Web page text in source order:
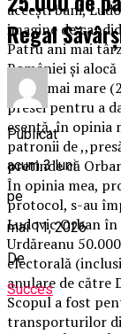
aceești bani,
imagine de
Patru ani mai
României și
de ori mai mare
presei pentru a
esență, în opinia
patronii de
pretinde că
În opinia mea,
protocol, s-au
Ludovic Orban
Urdăreanu
electorală
anulare de către
Scopul a fost
transporturilor
Regal
Publicat
acum 3 luni
pe
mai 11, 2026
De
Succes